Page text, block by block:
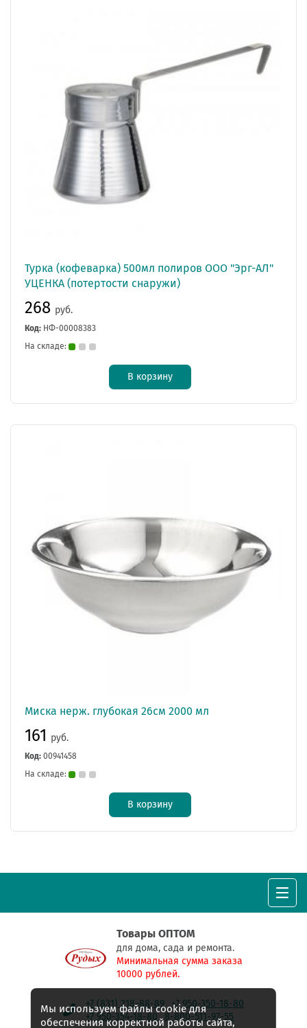
Турка (кофеварка) 500мл полиров ООО "Эрг-AЛ"
УЦЕНКА (потертости снаружи)
268 руб.
Код: НФ-00008383
На складе:
В корзину
Миска нерж. глубокая 26см 2000 мл
161 руб.
Код: 00941458
На складе:
В корзину
Товары ОПТОМ
для дома, сада и ремонта.
Минимальная сумма заказа
10000 рублей.
+7 (831) 218-88-89
+7 950-350-18-80
+7 950-354-18-80
8-800-511-97-55
Мы используем файлы cookie для
обеспечения корректной работы сайта,